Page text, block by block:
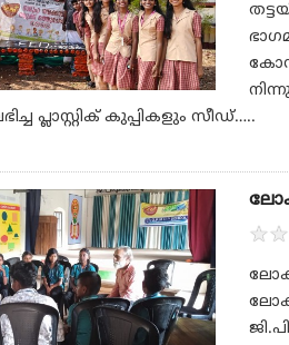
പ്ലാസ്റ്റിക് കുപ്പികളും സീഡ്…..
★★